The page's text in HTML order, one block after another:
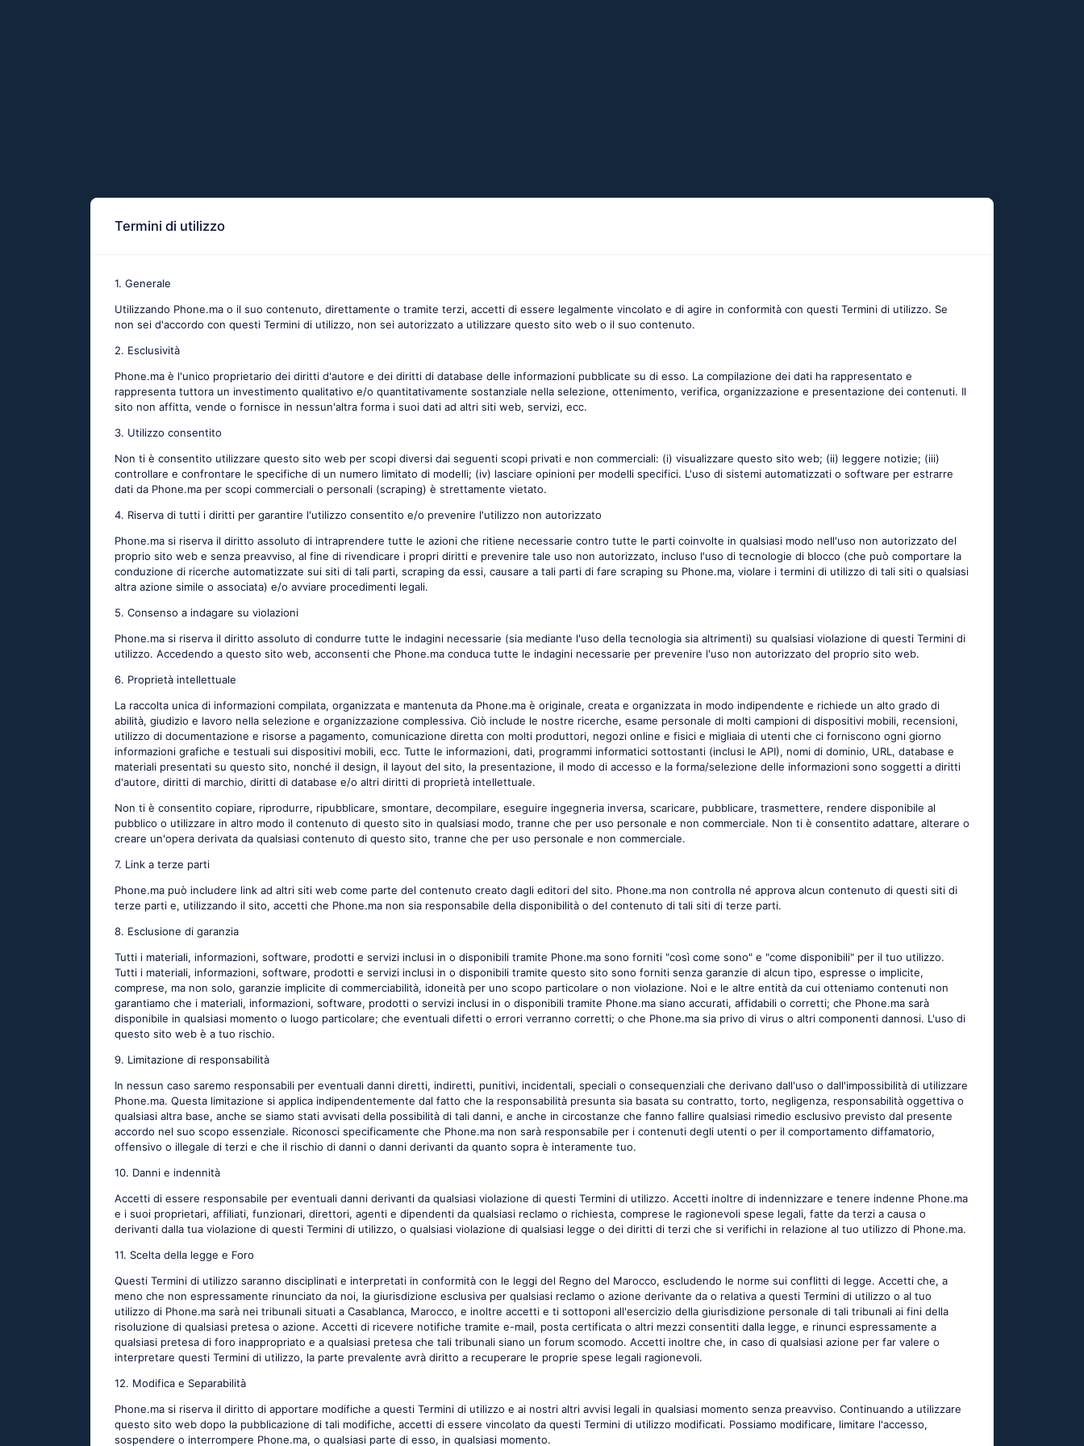
Termini di utilizzo
1. Generale
Utilizzando Phone.ma o il suo contenuto, direttamente o tramite terzi, accetti di essere legalmente vincolato e di agire in conformità con questi Termini di utilizzo. Se
non sei d'accordo con questi Termini di utilizzo, non sei autorizzato a utilizzare questo sito web o il suo contenuto.
2. Esclusività
Phone.ma è l'unico proprietario dei diritti d'autore e dei diritti di database delle informazioni pubblicate su di esso. La compilazione dei dati ha rappresentato e
rappresenta tuttora un investimento qualitativo e/o quantitativamente sostanziale nella selezione, ottenimento, verifica, organizzazione e presentazione dei contenuti. Il
sito non affitta, vende o fornisce in nessun'altra forma i suoi dati ad altri siti web, servizi, ecc.
3. Utilizzo consentito
Non ti è consentito utilizzare questo sito web per scopi diversi dai seguenti scopi privati e non commerciali: (i) visualizzare questo sito web; (ii) leggere notizie; (iii)
controllare e confrontare le specifiche di un numero limitato di modelli; (iv) lasciare opinioni per modelli specifici. L'uso di sistemi automatizzati o software per estrarre
dati da Phone.ma per scopi commerciali o personali (scraping) è strettamente vietato.
4. Riserva di tutti i diritti per garantire l'utilizzo consentito e/o prevenire l'utilizzo non autorizzato
Phone.ma si riserva il diritto assoluto di intraprendere tutte le azioni che ritiene necessarie contro tutte le parti coinvolte in qualsiasi modo nell'uso non autorizzato del
proprio sito web e senza preavviso, al fine di rivendicare i propri diritti e prevenire tale uso non autorizzato, incluso l'uso di tecnologie di blocco (che può comportare la
conduzione di ricerche automatizzate sui siti di tali parti, scraping da essi, causare a tali parti di fare scraping su Phone.ma, violare i termini di utilizzo di tali siti o qualsiasi
altra azione simile o associata) e/o avviare procedimenti legali.
5. Consenso a indagare su violazioni
Phone.ma si riserva il diritto assoluto di condurre tutte le indagini necessarie (sia mediante l'uso della tecnologia sia altrimenti) su qualsiasi violazione di questi Termini di
utilizzo. Accedendo a questo sito web, acconsenti che Phone.ma conduca tutte le indagini necessarie per prevenire l'uso non autorizzato del proprio sito web.
6. Proprietà intellettuale
La raccolta unica di informazioni compilata, organizzata e mantenuta da Phone.ma è originale, creata e organizzata in modo indipendente e richiede un alto grado di
abilità, giudizio e lavoro nella selezione e organizzazione complessiva. Ciò include le nostre ricerche, esame personale di molti campioni di dispositivi mobili, recensioni,
utilizzo di documentazione e risorse a pagamento, comunicazione diretta con molti produttori, negozi online e fisici e migliaia di utenti che ci forniscono ogni giorno
informazioni grafiche e testuali sui dispositivi mobili, ecc. Tutte le informazioni, dati, programmi informatici sottostanti (inclusi le API), nomi di dominio, URL, database e
materiali presentati su questo sito, nonché il design, il layout del sito, la presentazione, il modo di accesso e la forma/selezione delle informazioni sono soggetti a diritti
d'autore, diritti di marchio, diritti di database e/o altri diritti di proprietà intellettuale.
Non ti è consentito copiare, riprodurre, ripubblicare, smontare, decompilare, eseguire ingegneria inversa, scaricare, pubblicare, trasmettere, rendere disponibile al
pubblico o utilizzare in altro modo il contenuto di questo sito in qualsiasi modo, tranne che per uso personale e non commerciale. Non ti è consentito adattare, alterare o
creare un'opera derivata da qualsiasi contenuto di questo sito, tranne che per uso personale e non commerciale.
7. Link a terze parti
Phone.ma può includere link ad altri siti web come parte del contenuto creato dagli editori del sito. Phone.ma non controlla né approva alcun contenuto di questi siti di
terze parti e, utilizzando il sito, accetti che Phone.ma non sia responsabile della disponibilità o del contenuto di tali siti di terze parti.
8. Esclusione di garanzia
Tutti i materiali, informazioni, software, prodotti e servizi inclusi in o disponibili tramite Phone.ma sono forniti "così come sono" e "come disponibili" per il tuo utilizzo.
Tutti i materiali, informazioni, software, prodotti e servizi inclusi in o disponibili tramite questo sito sono forniti senza garanzie di alcun tipo, espresse o implicite,
comprese, ma non solo, garanzie implicite di commerciabilità, idoneità per uno scopo particolare o non violazione. Noi e le altre entità da cui otteniamo contenuti non
garantiamo che i materiali, informazioni, software, prodotti o servizi inclusi in o disponibili tramite Phone.ma siano accurati, affidabili o corretti; che Phone.ma sarà
disponibile in qualsiasi momento o luogo particolare; che eventuali difetti o errori verranno corretti; o che Phone.ma sia privo di virus o altri componenti dannosi. L'uso di
questo sito web è a tuo rischio.
9. Limitazione di responsabilità
In nessun caso saremo responsabili per eventuali danni diretti, indiretti, punitivi, incidentali, speciali o consequenziali che derivano dall'uso o dall'impossibilità di utilizzare
Phone.ma. Questa limitazione si applica indipendentemente dal fatto che la responsabilità presunta sia basata su contratto, torto, negligenza, responsabilità oggettiva o
qualsiasi altra base, anche se siamo stati avvisati della possibilità di tali danni, e anche in circostanze che fanno fallire qualsiasi rimedio esclusivo previsto dal presente
accordo nel suo scopo essenziale. Riconosci specificamente che Phone.ma non sarà responsabile per i contenuti degli utenti o per il comportamento diffamatorio,
offensivo o illegale di terzi e che il rischio di danni o danni derivanti da quanto sopra è interamente tuo.
10. Danni e indennità
Accetti di essere responsabile per eventuali danni derivanti da qualsiasi violazione di questi Termini di utilizzo. Accetti inoltre di indennizzare e tenere indenne Phone.ma
e i suoi proprietari, affiliati, funzionari, direttori, agenti e dipendenti da qualsiasi reclamo o richiesta, comprese le ragionevoli spese legali, fatte da terzi a causa o
derivanti dalla tua violazione di questi Termini di utilizzo, o qualsiasi violazione di qualsiasi legge o dei diritti di terzi che si verifichi in relazione al tuo utilizzo di Phone.ma.
11. Scelta della legge e Foro
Questi Termini di utilizzo saranno disciplinati e interpretati in conformità con le leggi del Regno del Marocco, escludendo le norme sui conflitti di legge. Accetti che, a
meno che non espressamente rinunciato da noi, la giurisdizione esclusiva per qualsiasi reclamo o azione derivante da o relativa a questi Termini di utilizzo o al tuo
utilizzo di Phone.ma sarà nei tribunali situati a Casablanca, Marocco, e inoltre accetti e ti sottoponi all'esercizio della giurisdizione personale di tali tribunali ai fini della
risoluzione di qualsiasi pretesa o azione. Accetti di ricevere notifiche tramite e-mail, posta certificata o altri mezzi consentiti dalla legge, e rinunci espressamente a
qualsiasi pretesa di foro inappropriato e a qualsiasi pretesa che tali tribunali siano un forum scomodo. Accetti inoltre che, in caso di qualsiasi azione per far valere o
interpretare questi Termini di utilizzo, la parte prevalente avrà diritto a recuperare le proprie spese legali ragionevoli.
12. Modifica e Separabilità
Phone.ma si riserva il diritto di apportare modifiche a questi Termini di utilizzo e ai nostri altri avvisi legali in qualsiasi momento senza preavviso. Continuando a utilizzare
questo sito web dopo la pubblicazione di tali modifiche, accetti di essere vincolato da questi Termini di utilizzo modificati. Possiamo modificare, limitare l'accesso,
sospendere o interrompere Phone.ma, o qualsiasi parte di esso, in qualsiasi momento.